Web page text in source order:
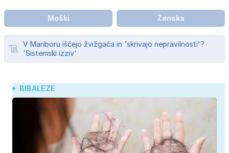
Moški Ženska
V Mariboru iščejo žvižgača in 'skrivajo nepravilnosti'?
'Sistemski izziv'
BIBALEZE